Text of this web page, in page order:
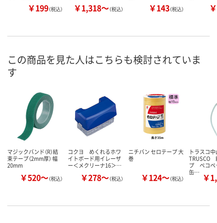
￥199（税込） ￥1,318～（税込） ￥143（税込）
この商品を見た人はこちらも検討されていま
す
マジックバンド（R）結
束テープ（2mm厚） 幅
20mm
￥520～（税込）
コクヨ めくれるホワ
イトボード用イレーザ
ー＜メクリーナ16＞…
￥278～（税込）
ニチバン セロテープ 大
巻
￥124～（税込）
トラスコ
TRUSCO
プ ペコ
缶… ￥